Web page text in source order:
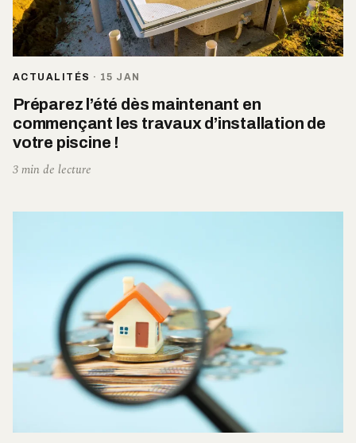
ACTUALITÉS · 15 JAN
Préparez l’été dès maintenant en
commençant les travaux d’installation de
votre piscine !
3 min de lecture